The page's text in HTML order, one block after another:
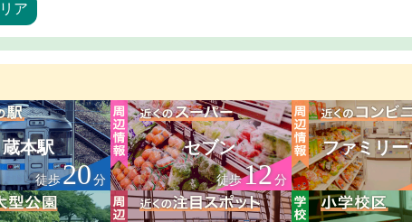
ア
蔵本駅
徒歩20分
セブン
徒歩12分
ファミリ